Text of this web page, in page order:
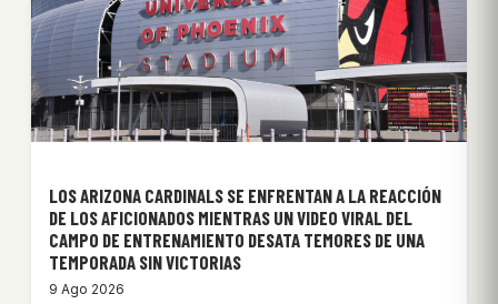
LOS ARIZONA CARDINALS SE ENFRENTAN A LA REACCIÓN
DE LOS AFICIONADOS MIENTRAS UN VIDEO VIRAL DEL
CAMPO DE ENTRENAMIENTO DESATA TEMORES DE UNA
TEMPORADA SIN VICTORIAS
9 Ago 2026